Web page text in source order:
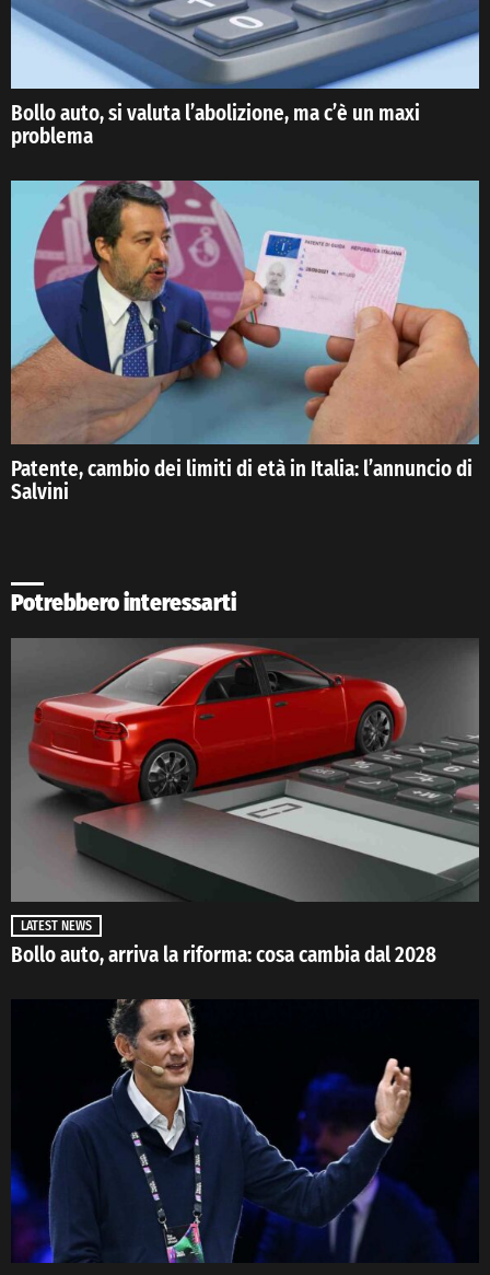
Bollo auto, si valuta l’abolizione, ma c’è un maxi
problema
Patente, cambio dei limiti di età in Italia: l’annuncio di
Salvini
Potrebbero interessarti
LATEST NEWS
Bollo auto, arriva la riforma: cosa cambia dal 2028